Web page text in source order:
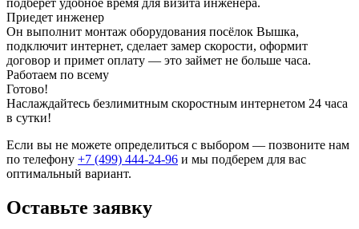
подберет удобное время для визита инженера.
Приедет инженер
Он выполнит монтаж оборудования посёлок Вышка,
подключит интернет, сделает замер скорости, оформит
договор и примет оплату — это займет не больше часа.
Работаем по всему
Готово!
Наслаждайтесь безлимитным скоростным интернетом 24 часа
в сутки!
Если вы не можете определиться с выбором — позвоните нам
по телефону +7 (499) 444-24-96 и мы подберем для вас
оптимальный вариант.
Оставьте заявку